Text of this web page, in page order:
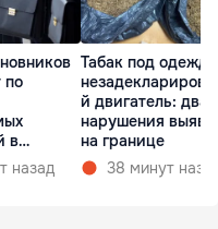
по
в
назад
Табак под
й двигатель: два
нарушения
на границе
38 минут